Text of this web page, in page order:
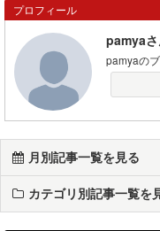
プロフィール
pamya
pamyaの
月別記事一覧を見る
カテゴリ別記事一覧を